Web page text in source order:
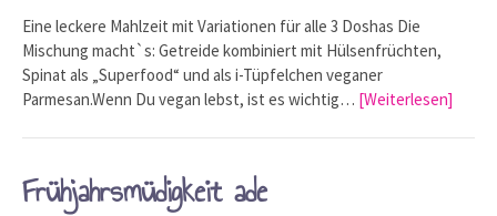
Eine leckere Mahlzeit mit Variationen für alle 3 Doshas Die
Mischung macht`s: Getreide kombiniert mit Hülsenfrüchten,
Spinat als „Superfood“ und als i-Tüpfelchen veganer
Parmesan.Wenn Du vegan lebst, ist es wichtig… [Weiterlesen]
Frühjahrsmüdigkeit ade